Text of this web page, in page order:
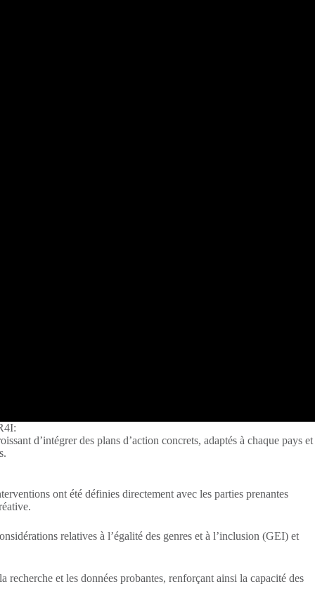
d’intégrer des plans d’action concrets, adaptés à chaque pays et
ont été définies directement avec les parties prenantes
relatives à l’égalité des genres et à l’inclusion (GEI) et
et les données probantes, renforçant ainsi la capacité des